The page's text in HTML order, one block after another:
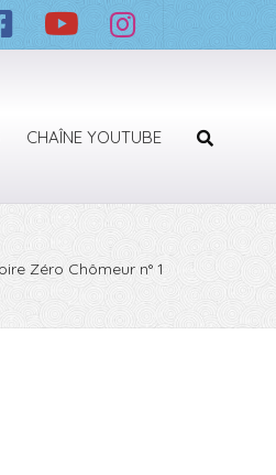
CHAÎNE YOUTUBE
Zéro Chômeur n° 1